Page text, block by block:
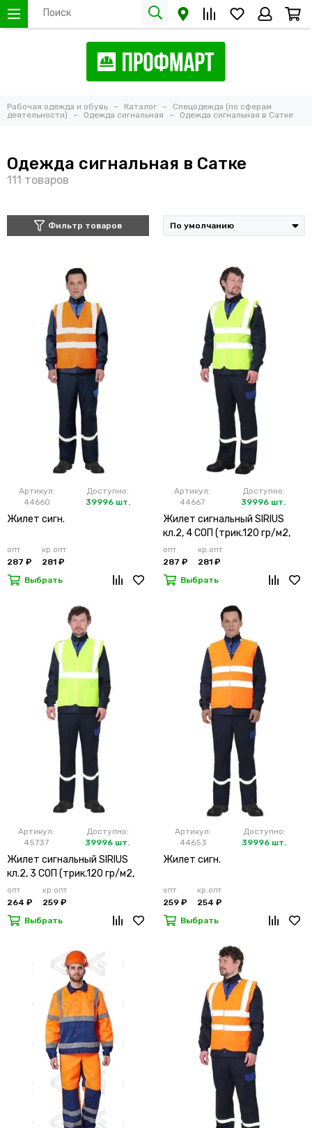
Рабочая одежда и обувь Каталог
Спецодежда (по сферам
деятельности)
Одежда сигнальная Одежда сигнальная в Сатке
Одежда сигнальная в Сатке
Фильтр товаров
Артикул:
44660
Доступно:
39996 шт.
Жилет сигн.
опт
287 ₽
кр.опт
281 ₽
Выбрать
Артикул:
44667
Доступно:
39996 шт.
Жилет сигнальный SIRIUS
кл.2, 4 СОП (трик.120 гр/м2,
карманы) лимонный
опт
287 ₽
кр.опт
281 ₽
Выбрать
Артикул:
45737
Доступно:
39996 шт.
Жилет сигнальный SIRIUS
кл.2, 3 СОП (трик.120 гр/м2,
карманы) лимонный
опт
264 ₽
кр.опт
259 ₽
Выбрать
Артикул:
44653
Доступно:
39996 шт.
Жилет сигн.
опт
259 ₽
кр.опт
254 ₽
Выбрать